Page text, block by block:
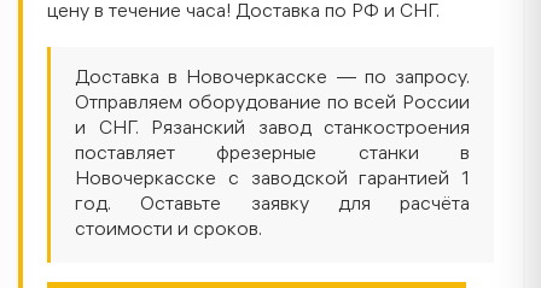
цену в течение часа! Доставка по РФ и СНГ.
Доставка в Новочеркасске — по запросу.
Отправляем оборудование по всей России
и СНГ. Рязанский завод станкостроения
поставляет фрезерные станки в
Новочеркасске с заводской гарантией 1
год. Оставьте заявку для расчёта
стоимости и сроков.